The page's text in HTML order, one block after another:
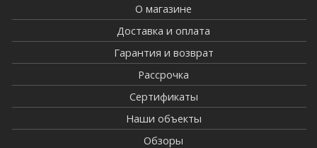
О магазине
Доставка и оплата
Гарантия и возврат
Рассрочка
Сертификаты
Наши объекты
Обзоры